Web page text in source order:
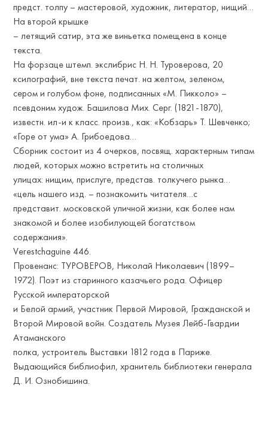
предст. толпу – мастеровой, художник, литератор, нищий…
На второй крышке
– летящий сатир, эта же виньетка помещена в конце
текста.
На форзаце штемп. экслибрис Н. Н. Туроверова, 20
ксилографий, вне текста печат. на желтом, зеленом,
сером и голубом фоне, подписанных «М. Пикколо» –
псевдоним худож. Башилова Мих. Серг. (1821-1870),
известн. ил-и к класс. произв., как: «Кобзарь» Т. Шевченко;
«Горе от ума» А. Грибоедова…
Сборник состоит из 4 очерков, посвящ. характерным типам
людей, которых можно встретить на столичных
улицах: нищим, прислуге, представ. толкучего рынка…
«цель нашего изд. – познакомить читателя…с
представит. московской уличной жизни, как более нам
знакомой и более изобилующей богатством
содержания».
Verestchaguine 446.
Провенанс: ТУРОВЕРОВ, Николай Николаевич (1899–
1972). Поэт из старинного казачьего рода. Офицер
Русской императорской
и Белой армий, участник Первой Мировой, Гражданской и
Второй Мировой войн. Создатель Музея Лейб-Гвардии
Атаманского
полка, устроитель Выставки 1812 года в Париже.
Выдающийся библиофил, хранитель библиотеки генерала
Д. И. Ознобишина.